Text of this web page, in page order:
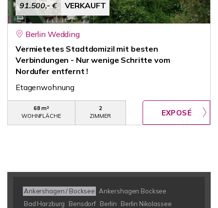
91.500,- € VERKAUFT
Berlin Wedding
Vermietetes Stadtdomizil mit besten
Verbindungen - Nur wenige Schritte vom
Nordufer entfernt !
Etagenwohnung
68 m²
WOHNFLÄCHE
2
ZIMMER
Ankershagen / Bocksee
Ankershagen Bocksee
Bad Harzburg
Bensdorf Berlin
Berlin Nikolassee